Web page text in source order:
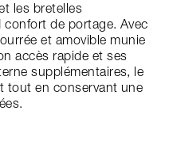
les bretelles
de portage. Avec
et amovible munie
accès rapide et ses
supplémentaires, le
tout en conservant une